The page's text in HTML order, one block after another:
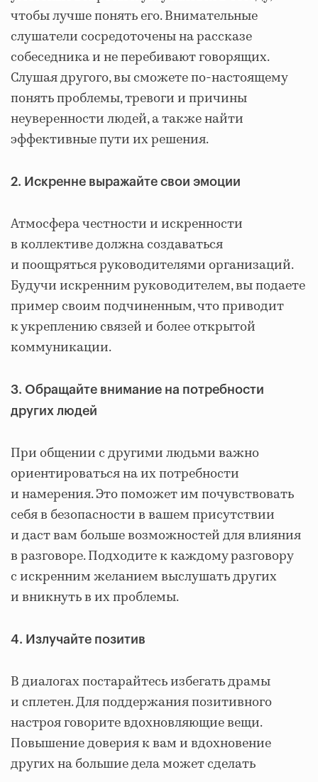
чтобы лучше понять его. Внимательные
слушатели сосредоточены на рассказе
собеседника и не перебивают говорящих.
Слушая другого, вы сможете по-настоящему
понять проблемы, тревоги и причины
неуверенности людей, а также найти
эффективные пути их решения.
2. Искренне выражайте свои эмоции
Атмосфера честности и искренности
в коллективе должна создаваться
и поощряться руководителями организаций.
Будучи искренним руководителем, вы подаете
пример своим подчиненным, что приводит
к укреплению связей и более открытой
коммуникации.
3. Обращайте внимание на потребности
других людей
При общении с другими людьми важно
ориентироваться на их потребности
и намерения. Это поможет им почувствовать
себя в безопасности в вашем присутствии
и даст вам больше возможностей для влияния
в разговоре. Подходите к каждому разговору
с искренним желанием выслушать других
и вникнуть в их проблемы.
4. Излучайте позитив
В диалогах постарайтесь избегать драмы
и сплетен. Для поддержания позитивного
настроя говорите вдохновляющие вещи.
Повышение доверия к вам и вдохновение
других на большие дела может сделать